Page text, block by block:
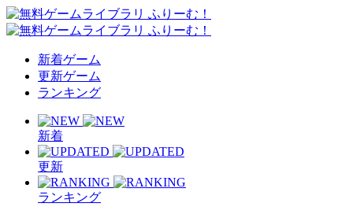
新着ゲーム
更新ゲーム
ランキング
新着
更新
ランキング